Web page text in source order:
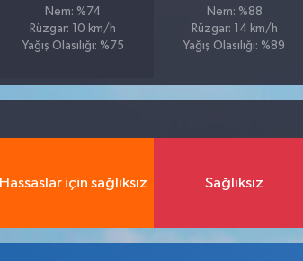
Nem: %74
Rüzgar: 10 km/h
Yağış Olasılığı: %75
Nem: %88
Rüzgar: 14 km/h
Yağış Olasılığı: %89
Hassaslar için sağlıksız Sağlıksız